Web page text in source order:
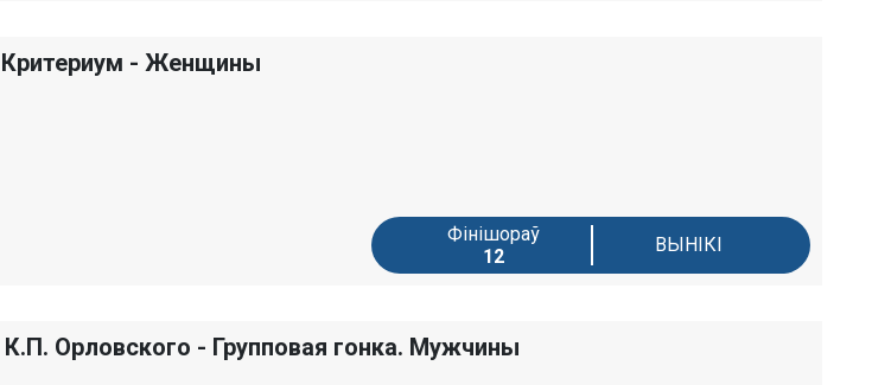
Критериум - Женщины
Фінішораў
12
ВЫНІКІ
Орловского - Групповая гонка. Мужчины